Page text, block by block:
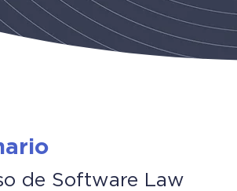
de Software Law